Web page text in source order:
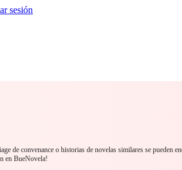
sesión
de convenance o historias de novelas similares se pueden
en BueNovela!